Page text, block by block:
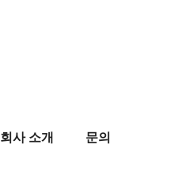
회사 소개 문의